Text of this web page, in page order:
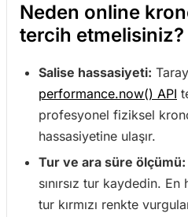
Neden online
tercih etmelisiniz?
Salise hassasiyeti:
performance.now() API
profesyonel fiziksel
hassasiyetine ulaşır.
Tur ve ara süre ölçümü:
sınırsız tur kaydedin.
tur kırmızı renkte